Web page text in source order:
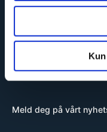
Meld deg på vårt